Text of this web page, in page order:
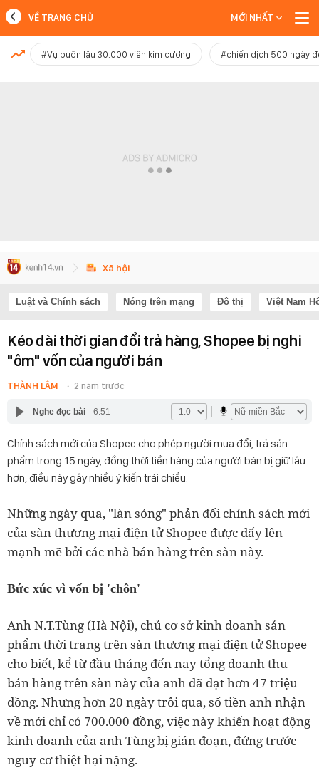
MỚI NHẤT
VỀ TRANG CHỦ MỚI NHẤT
#Vụ buôn lậu 30.000 viên kim cương #chiến dịch 500 ngày
Xã hội
Luật và Chính sách Nóng trên mạng Đô thị Việt Nam
Kéo dài thời gian đổi trả hàng, Shopee bị nghi
"ôm" vốn của người bán
THÀNH LÂM 2 năm trước
Nghe đọc bài 6:51
Chính sách mới của Shopee cho phép người mua đổi, trả sản
phẩm trong 15 ngày, đồng thời tiền hàng của người bán bị giữ lâu
hơn, điều này gây nhiều ý kiến trái chiều.
Những ngày qua, "làn sóng" phản đối chính sách mới
của sàn thương mại điện tử Shopee được dấy lên
mạnh mẽ bởi các nhà bán hàng trên sàn này.
Bức xúc vì vốn bị 'chôn'
Anh N.T.Tùng (Hà Nội), chủ cơ sở kinh doanh sản
phẩm thời trang trên sàn thương mại điện tử Shopee
cho biết, kể từ đầu tháng đến nay tổng doanh thu
bán hàng trên sàn này của anh đã đạt hơn 47 triệu
đồng. Nhưng hơn 20 ngày trôi qua, số tiền anh nhận
về mới chỉ có 700.000 đồng, việc này khiến hoạt động
kinh doanh của anh Tùng bị gián đoạn, đứng trước
nguy cơ thiệt hại nặng.